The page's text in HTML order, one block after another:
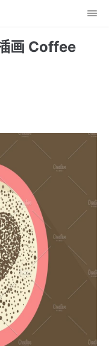
画 Coffee